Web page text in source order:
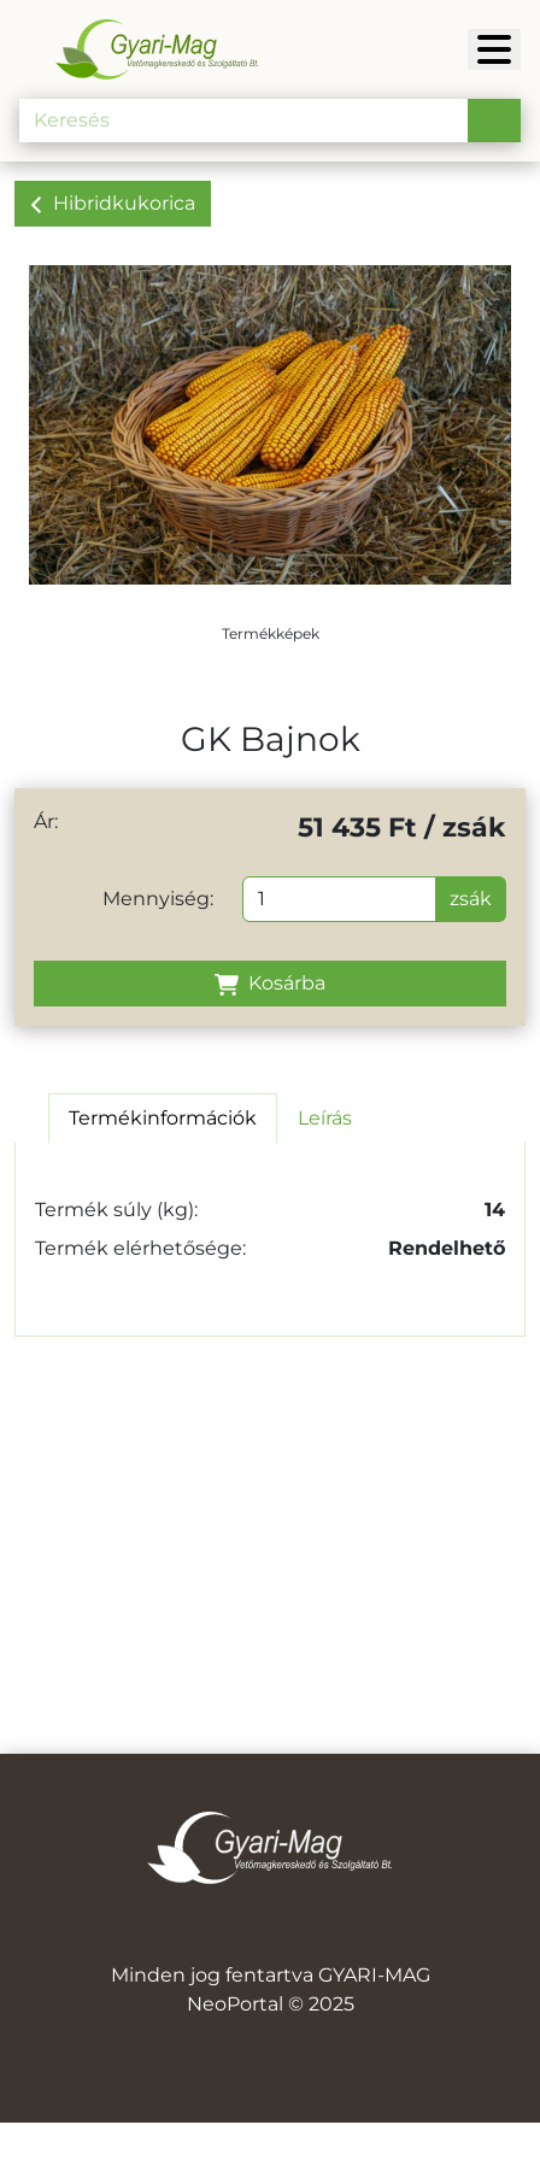
Hibridkukorica
Termékképek
GK Bajnok
Ár: 51 435 Ft / zsák
Mennyiség: zsák
Kosárba
Termékinformációk Leírás
Termék súly (kg):
14
Termék elérhetősége:
Rendelhető
Minden jog fentartva GYARI-MAG
NeoPortal © 2025